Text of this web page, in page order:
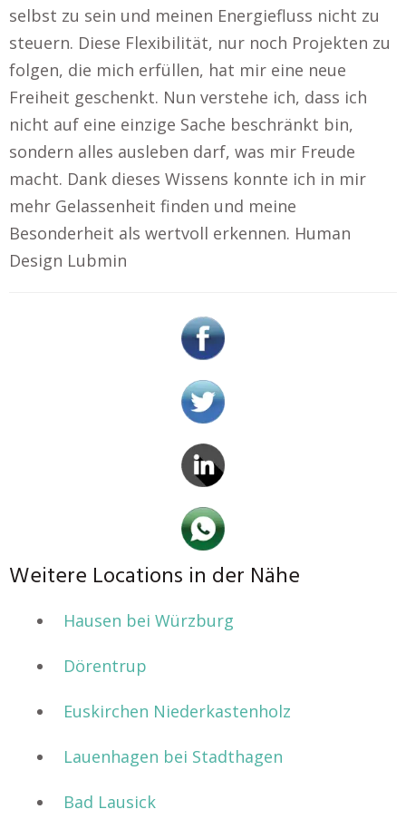
selbst zu sein und meinen Energiefluss nicht zu
steuern. Diese Flexibilität, nur noch Projekten zu
folgen, die mich erfüllen, hat mir eine neue
Freiheit geschenkt. Nun verstehe ich, dass ich
nicht auf eine einzige Sache beschränkt bin,
sondern alles ausleben darf, was mir Freude
macht. Dank dieses Wissens konnte ich in mir
mehr Gelassenheit finden und meine
Besonderheit als wertvoll erkennen. Human
Design Lubmin
Weitere Locations in der Nähe
Hausen bei Würzburg
Dörentrup
Euskirchen Niederkastenholz
Lauenhagen bei Stadthagen
Bad Lausick